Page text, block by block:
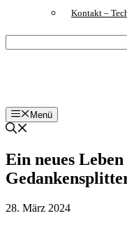
Kontakt –
Menü
Ein neues Leben
28. März 2024